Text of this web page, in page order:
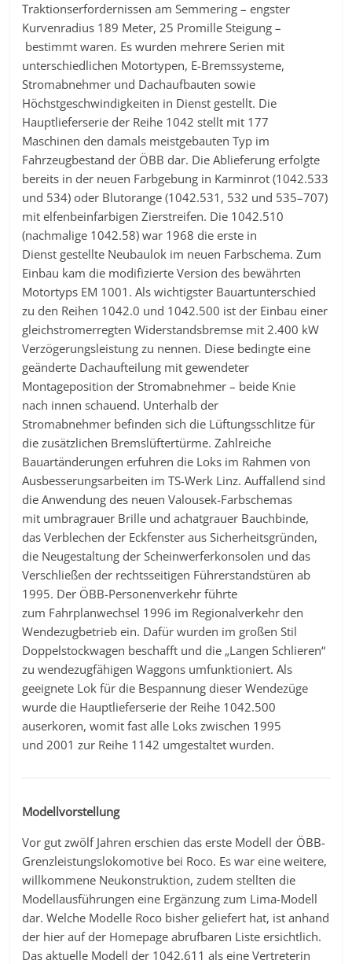
Traktionserfordernissen am Semmering – engster
Kurvenradius 189 Meter, 25 Promille Steigung –
bestimmt waren. Es wurden mehrere Serien mit
unterschiedlichen Motortypen, E-Bremssysteme,
Stromabnehmer und Dachaufbauten sowie
Höchstgeschwindigkeiten in Dienst gestellt. Die
Hauptlieferserie der Reihe 1042 stellt mit 177
Maschinen den damals meistgebauten Typ im
Fahrzeugbestand der ÖBB dar. Die Ablieferung erfolgte
bereits in der neuen Farbgebung in Karminrot (1042.533
und 534) oder Blutorange (1042.531, 532 und 535–707)
mit elfenbeinfarbigen Zierstreifen. Die 1042.510
(nachmalige 1042.58) war 1968 die erste in
Dienst gestellte Neubaulok im neuen Farbschema. Zum
Einbau kam die modifizierte Version des bewährten
Motortyps EM 1001. Als wichtigster Bauartunterschied
zu den Reihen 1042.0 und 1042.500 ist der Einbau einer
gleichstromerregten Widerstandsbremse mit 2.400 kW
Verzögerungsleistung zu nennen. Diese bedingte eine
geänderte Dachaufteilung mit gewendeter
Montageposition der Stromabnehmer – beide Knie
nach innen schauend. Unterhalb der
Stromabnehmer befinden sich die Lüftungsschlitze für
die zusätzlichen Bremslüftertürme. Zahlreiche
Bauartänderungen erfuhren die Loks im Rahmen von
Ausbesserungsarbeiten im TS-Werk Linz. Auffallend sind
die Anwendung des neuen Valousek-Farbschemas
mit umbragrauer Brille und achatgrauer Bauchbinde,
das Verblechen der Eckfenster aus Sicherheitsgründen,
die Neugestaltung der Scheinwerferkonsolen und das
Verschließen der rechtsseitigen Führerstandstüren ab
1995. Der ÖBB-Personenverkehr führte
zum Fahrplanwechsel 1996 im Regionalverkehr den
Wendezugbetrieb ein. Dafür wurden im großen Stil
Doppelstockwagen beschafft und die „Langen Schlieren“
zu wendezugfähigen Waggons umfunktioniert. Als
geeignete Lok für die Bespannung dieser Wendezüge
wurde die Hauptlieferserie der Reihe 1042.500
auserkoren, womit fast alle Loks zwischen 1995
und 2001 zur Reihe 1142 umgestaltet wurden.
Modellvorstellung
Vor gut zwölf Jahren erschien das erste Modell der ÖBB-
Grenzleistungslokomotive bei Roco. Es war eine weitere,
willkommene Neukonstruktion, zudem stellten die
Modellausführungen eine Ergänzung zum Lima-Modell
dar. Welche Modelle Roco bisher geliefert hat, ist anhand
der hier auf der Homepage abrufbaren Liste ersichtlich.
Das aktuelle Modell der 1042.611 als eine Vertreterin